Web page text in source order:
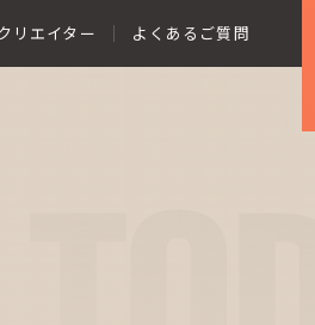
リエイター よくあるご質問